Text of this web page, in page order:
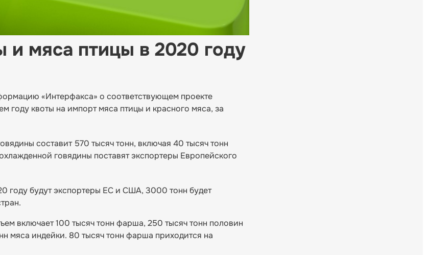
и мяса птицы в 2020 году
«Интерфакса» о соответствующем проекте
году квоты на импорт мяса птицы и красного мяса, за
составит 570 тысяч тонн, включая 40 тысяч тонн
говядины поставят экспортеры Европейского
году будут экспортеры ЕС и США, 3000 тонн будет
включает 100 тысяч тонн фарша, 250 тысяч тонн половин
мяса индейки. 80 тысяч тонн фарша приходится на